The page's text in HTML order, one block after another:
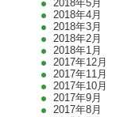
2018年5月
2018年4月
2018年3月
2018年2月
2018年1月
2017年12月
2017年11月
2017年10月
2017年9月
2017年8月